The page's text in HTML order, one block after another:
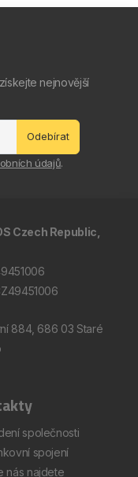
nejnovější
Odebírat
údajů.
Czech Republic,
884, 686 03 Staré
společnosti
spojení
nás najdete